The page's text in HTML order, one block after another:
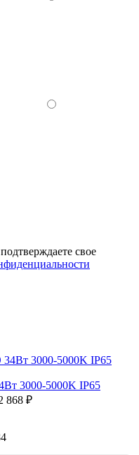
свое
3000-5000K IP65
868 ₽